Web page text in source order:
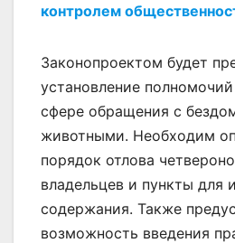
контролем
Законопроектом будет
установление
сфере обращения с
животными. Необходим
порядок отлова
владельцев и пункты для
содержания. Также
возможность введения